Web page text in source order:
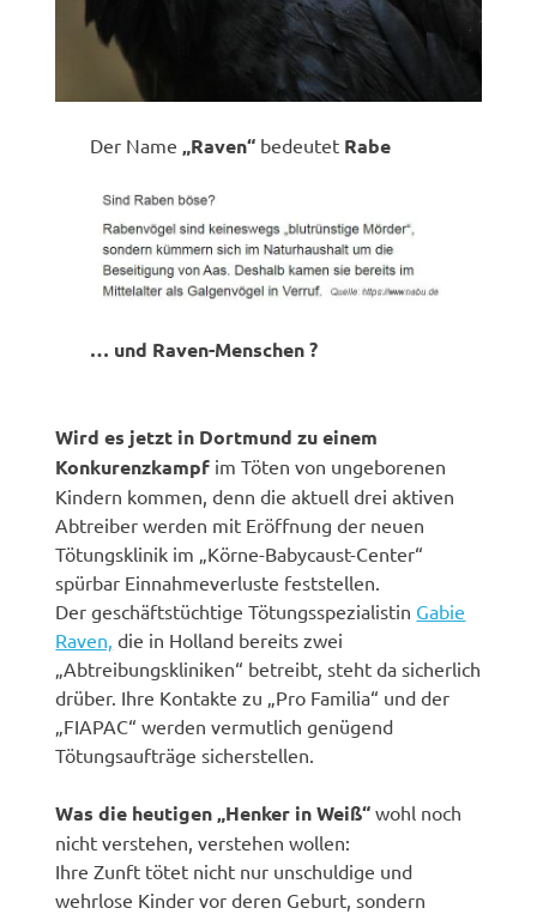
Der Name „Raven“ bedeutetRabe
… und Raven-Menschen ?
Wird es jetzt in Dortmund zu einem
Konkurenzkampf im Töten von ungeborenen
Kindern kommen, denn die aktuell drei aktiven
Abtreiber werden mit Eröffnung der neuen
Tötungsklinik im „Körne-Babycaust-Center“
spürbar Einnahmeverluste feststellen.
Der geschäftstüchtige Tötungsspezialistin Gabie
Raven, die in Holland bereits zwei
„Abtreibungskliniken“ betreibt, steht da sicherlich
drüber. Ihre Kontakte zu „Pro Familia“ und der
„FIAPAC“ werden vermutlich genügend
Tötungsaufträge sicherstellen.
Was die heutigen „Henker in Weiß“ wohl noch
nicht verstehen, verstehen wollen:
Ihre Zunft tötet nicht nur unschuldige und
wehrlose Kinder vor deren Geburt, sondern